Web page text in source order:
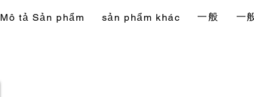
Mô tả Sản phẩm sản phẩm khác 一般 一